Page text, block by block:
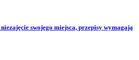
swojego miejsca, przepisy wymagają